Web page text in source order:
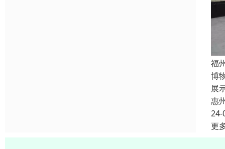
福
博
展
惠
24-
更